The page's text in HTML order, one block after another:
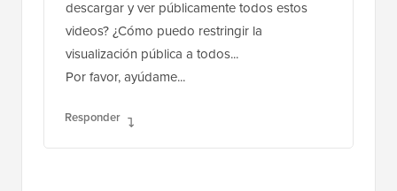
descargar y ver públicamente todos estos
videos? ¿Cómo puedo restringir la
visualización pública a todos...
Por favor, ayúdame...
Responder